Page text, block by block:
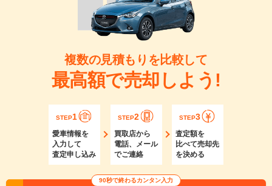
複数の見積もりを比較して
最高額で売却しよう!
STEP1
愛車情報を
入力して
査定申し込み
STEP2
買取店から
電話、メール
でご連絡
STEP3
査定額を
比べて売却先
を決める
90秒で終わるカンタン入力